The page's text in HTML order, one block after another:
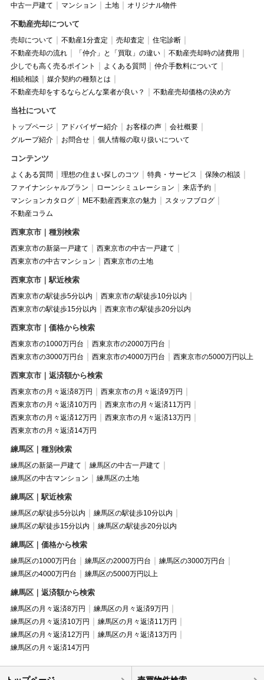
中古一戸建て
マンション 土地 オリジナル物件
不動産売却について
売却について 不動産1分査定 売却査定
住宅診断
不動産売却の流れ
「仲介」と「買取」の違い
不動産売却時の諸費用
少しでも高く売るポイント
よくある質問
仲介手数料について
相続相談
媒介契約の種類とは
不動産売却をするならどんな業者が良い？
不動産売却価格の決め方
当社について
トップページ アドバイザー紹介 お客様の声
会社概要
グループ紹介
お問合せ 個人情報の取り扱いについて
コンテンツ
よくある質問 理想の住まい探しのコツ 特典・サービス
保険の相談
ファイナンシャルプラン
ローンシミュレーション
来店予約
マンションカタログ
ME不動産西東京の魅力
スタッフブログ
不動産コラム
西東京市｜種別検索
西東京市の新築一戸建て
西東京市の中古一戸建て
西東京市の中古マンション
西東京市の土地
西東京市｜駅近検索
西東京市の駅徒歩5分以内
西東京市の駅徒歩10分以内
西東京市の駅徒歩15分以内
西東京市の駅徒歩20分以内
西東京市｜価格から検索
西東京市の1000万円台
西東京市の2000万円台
西東京市の3000万円台
西東京市の4000万円台 西東京市の5000万円以上
西東京市｜返済額から検索
西東京市の月々返済8万円
西東京市の月々返済9万円
西東京市の月々返済10万円
西東京市の月々返済11万円
西東京市の月々返済12万円
西東京市の月々返済13万円
西東京市の月々返済14万円
練馬区｜種別検索
練馬区の新築一戸建て
練馬区の中古一戸建て
練馬区の中古マンション
練馬区の土地
練馬区｜駅近検索
練馬区の駅徒歩5分以内
練馬区の駅徒歩10分以内
練馬区の駅徒歩15分以内
練馬区の駅徒歩20分以内
練馬区｜価格から検索
練馬区の1000万円台 練馬区の2000万円台
練馬区の3000万円台
練馬区の4000万円台
練馬区の5000万円以上
練馬区｜返済額から検索
練馬区の月々返済8万円
練馬区の月々返済9万円
練馬区の月々返済10万円
練馬区の月々返済11万円
練馬区の月々返済12万円
練馬区の月々返済13万円
練馬区の月々返済14万円